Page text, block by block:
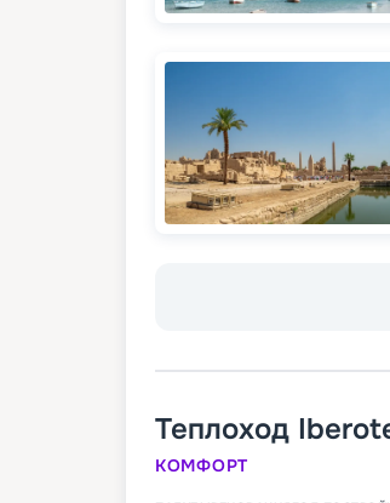
Теплоход
КОМФОРТ